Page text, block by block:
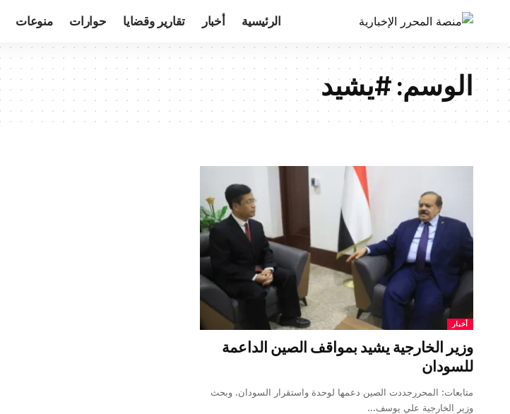
الرئيسية أخبار تقارير وقضايا حوارات منوعات
الوسم:#يشيد
أخبار
وزير الخارجية يشيد بمواقف الصين الداعمة
للسودان
متابعات: المحررجددت الصين دعمها لوحدة واستقرار السودان. وبحث
وزير الخارجية علي يوسف…